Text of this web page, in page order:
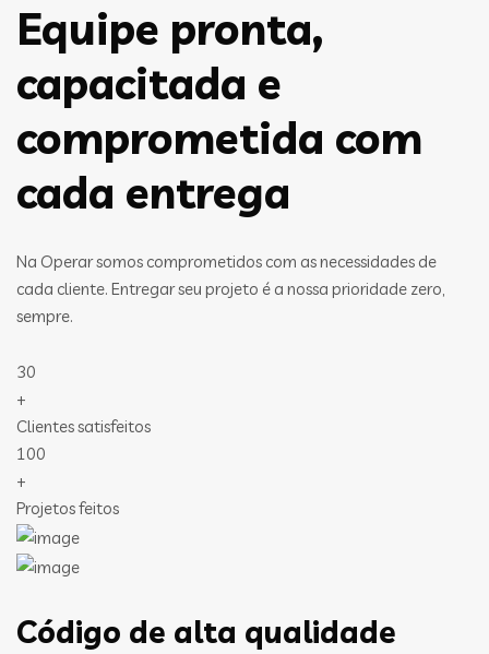
Equipe pronta,
capacitada e
comprometida com
cada entrega
Na Operar somos comprometidos com as necessidades de
cada cliente. Entregar seu projeto é a nossa prioridade zero,
sempre.
30
+
Clientes satisfeitos
100
+
Projetos feitos
Código de alta qualidade